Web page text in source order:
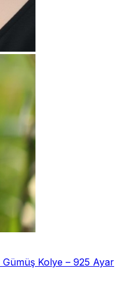
Gümüş Kolye – 925 Ayar